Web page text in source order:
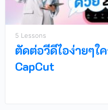
5 Lessons
ตัดต่อวีดีไอง่ายๆใ
CapCut